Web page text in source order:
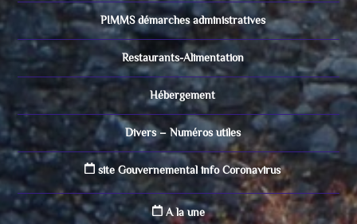
PIMMS démarches administratives
Restaurants-Alimentation
Hébergement
Divers – Numéros utiles
site Gouvernemental info Coronavirus
A la une